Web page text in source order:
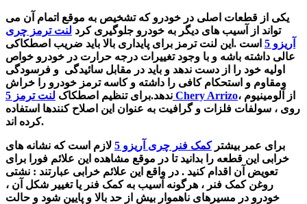
یکی از قطعات اصلی در خودرو که تشخیص به موقع اتمام آن می
تواند از آسیب های دیگر به خودرو جلوگیری کرد لنت ترمز چری
آریزو 5
است . این لنت ترمز برای پایداری بالا باید ضریب اصطکاکی
عالی داشته باشه و با وجود تغییرات درجه حرارت در خودرو خواص
اولیه خود را از دست ندهد و باید در مقابل سائیدگی و فرسودگی
ومقاوم و استحکام کافی را داشته و کاسه ترمز خودرو را خراش
ندهد.برای تنظیم اصطکاک لنت ترمز 5 Chery Arrizoاز آلومینیوم ،
روی ، سولفات فلزات و گرافیت به عنوان این اصلاح کنندها استفاده
کرده اند.
برای عمر بیشترکمک فنر چری آریزو 5
لازم است که نشانه های
خرابی این قطعه را بدانید تا در موقع مشاهده این علائم فورا برای
تعویض آن اقدام کنید . در واقع این علائم خرابی عبارتند : نشتی
روغن کمک فنر ، هرگونه آسیب به کمک فنر یا تغییر شکل آن ،
خودرو در مسیرهای ناهموار بیش از حد بالا و پایین شود و حالت